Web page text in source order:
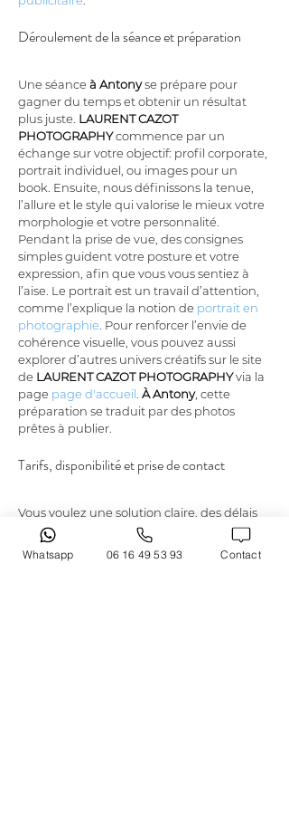
Déroulement de la séance et préparation
Une séance à Antony se prépare pour
gagner du temps et obtenir un résultat
plus juste. LAURENT CAZOT
PHOTOGRAPHY commence par un
échange sur votre objectif: profil corporate,
portrait individuel, ou images pour un
book. Ensuite, nous définissons la tenue,
l’allure et le style qui valorise le mieux votre
morphologie et votre personnalité.
Pendant la prise de vue, des consignes
simples guident votre posture et votre
expression, afin que vous vous sentiez à
l’aise. Le portrait est un travail d’attention,
comme l’explique la notion de portrait en
photographie . Pour renforcer l’envie de
cohérence visuelle, vous pouvez aussi
explorer d’autres univers créatifs sur le site
de LAURENT CAZOT PHOTOGRAPHY via la
page page d'accueil À Antony, cette
préparation se traduit par des photos
prêtes à publier.
Tarifs, disponibilité et prise de contact
Vous voulez une solution claire, des délais
tenus et un tarif cohérent avec votre
besoin
LAURENT CAZOT
PHOTOGRAPHY propose des séances de
Whatsapp 06 16 49 53 93 Contact